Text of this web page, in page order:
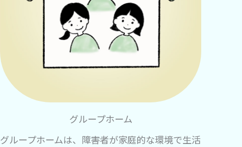
グループホーム
グループホームは、障害者が家庭的な環境で生活